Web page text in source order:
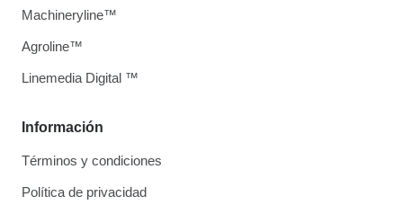
Información
Términos y condiciones
Política de privacidad
Machineryline™
Agroline™
Linemedia Digital ™